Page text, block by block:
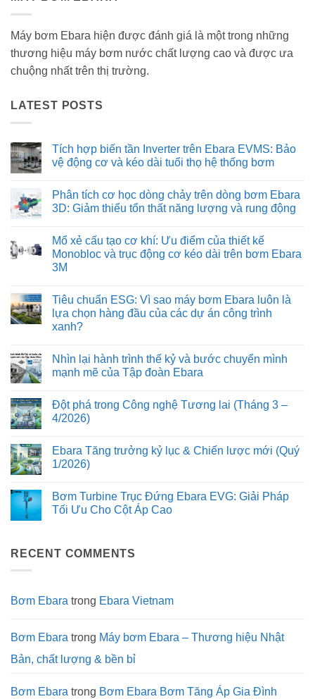
Máy bơm Ebara hiện được đánh giá là một trong những
thương hiệu máy bơm nước chất lượng cao và được ưa
chuộng nhất trên thị trường.
LATEST POSTS
Tích hợp biến tần Inverter trên Ebara EVMS: Bảo
vệ động cơ và kéo dài tuổi thọ hệ thống bơm
bình
luận
ở
biến
tần
Inverter
trên
Bảo
vệ
động
cơ
và
tuổi
thọ
hệ
Phân tích cơ học dòng chảy trên dòng bơm Ebara
3D: Giảm thiểu tổn thất năng lượng và rung động
bình
luận
ở
Phân
học
dòng
chảy
trên
dòng
3D:
Giảm
thiểu
năng
lượng
và
Mổ xẻ cấu tạo cơ khí: Ưu điểm của thiết kế
Monobloc và trục động cơ kéo dài trên bơm Ebara
3M
bình
luận
ở
Mổ
tạo
cơ
khí:
của
thiết
kế
trục
động
cơ
trên
bơm
Ebara
Tiêu chuẩn ESG: Vì sao máy bơm Ebara luôn là
lựa chọn hàng đầu của các dự án công trình
xanh?
bình
luận
ở
ESG:
Vì
sao
Ebara
luôn
là
hàng
đầu
của
công
trình
Nhìn lại hành trình thế kỷ và bước chuyển mình
mạnh mẽ của Tập đoàn Ebara
bình
luận
ở
hành
trình
thế
bước
chuyển
mình
Tập
đoàn
Đột phá trong Công nghệ Tương lai (Tháng 3 –
4/2026)
bình
luận
ở
trong
Công
nghệ
3
–
Ebara Tăng trưởng kỷ lục & Chiến lược mới (Quý
1/2026)
bình
luận
ở
kỷ
lục
mới
(Quý
Bơm Turbine Trục Đứng Ebara EVG: Giải Pháp
Tối Ưu Cho Cột Áp Cao
luận
ở
Đứng
Ebara
Pháp
Tối
Cho
Cao
RECENT COMMENTS
Bơm Ebara trong Ebara Vietnam
Bơm Ebara trong Máy bơm Ebara – Thương hiệu Nhật
Bản, chất lượng & bền bỉ
Bơm Ebara trong Bơm Ebara Bơm Tăng Áp Gia Đình